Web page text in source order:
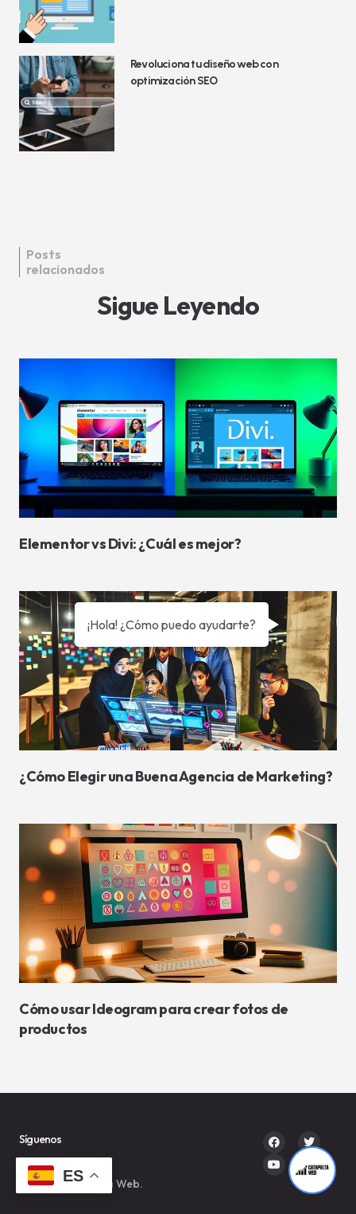
Revoluciona tu diseño web con
optimización SEO
Posts
relacionados
Sigue Leyendo
Elementor vs Divi: ¿Cuál es mejor?
¿Cómo Elegir una Buena Agencia de Marketing?
Cómo usar Ideogram para crear fotos de
productos
© 2023 Catapulta Web.
Síguenos
ES
¡Hola! ¿Cómo puedo ayudarte?